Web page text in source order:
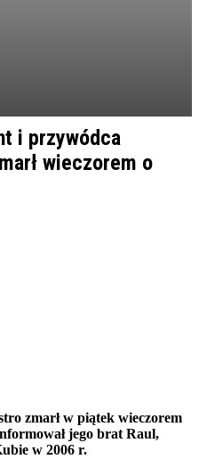
i przywódca
wieczorem o
zmarł w piątek wieczorem
jego brat Raul,
w 2006 r.